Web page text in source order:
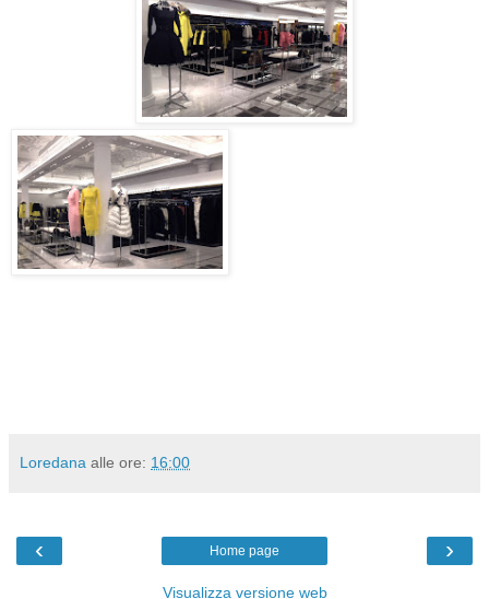
Loredana alle ore: 16:00
‹ ›
Home page
Visualizza versione web